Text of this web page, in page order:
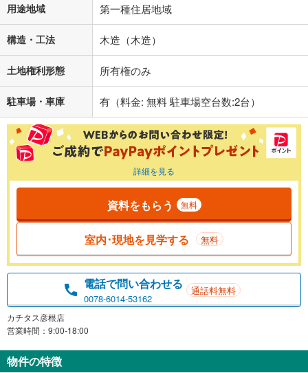
用途地域 第一種住居地域
構造・工法 木造（木造）
土地権利形態 所有権のみ
駐車場・車庫 有（料金: 無料 駐車場空台数:2台）
詳細を見る
資料をもらう 無料
室内･現地を見学する 無料
電話で問い合わせる
0078-6014-53162
通話料無料
カチタス彦根店
営業時間：9:00-18:00
物件の特徴